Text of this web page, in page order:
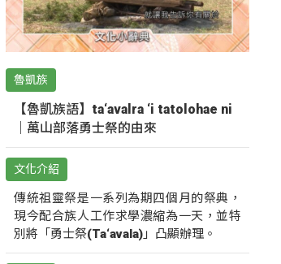
魯凱族
【魯凱族語】ta‘avalra ‘i tatolohae ni
｜萬山部落勇士祭的由來
文化介紹
傳統祖靈祭是一系列為期四個月的祭典，
現今配合族人工作求學濃縮為一天，並特
別將「勇士祭(Ta‘avala)」凸顯辦理。